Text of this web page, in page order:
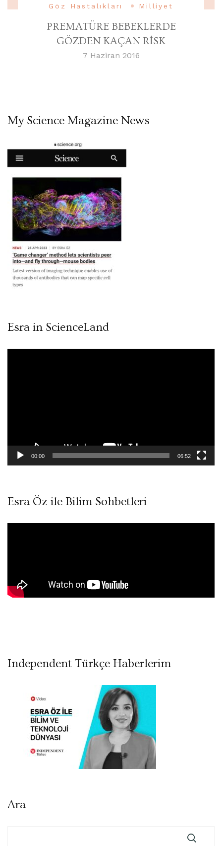
Göz Hastalıkları Milliyet
PREMATÜRE BEBEKLERDE
GÖZDEN KAÇAN RİSK
7 Haziran 2016
My Science Magazine News
Esra in ScienceLand
00:00 06:52
Esra Öz ile Bilim Sohbetleri
Independent Türkçe Haberlerim
Ara